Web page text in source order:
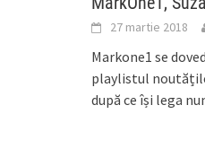
27 martie 2018
Markone1 se
playlistul
după ce își lega